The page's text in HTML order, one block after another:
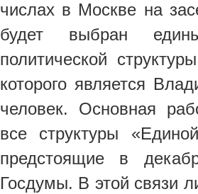
числах в Москве на
будет выбран
политической
которого является
человек. Основная
все структуры
предстоящие в
Госдумы. В этой связи